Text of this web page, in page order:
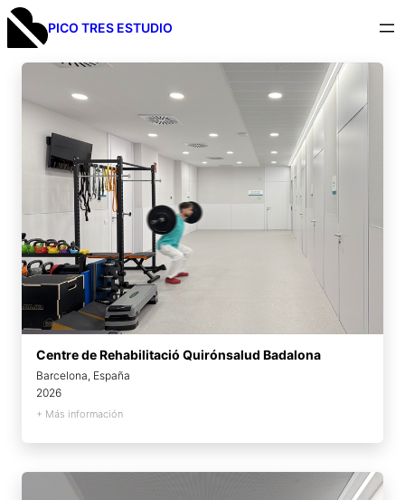
PICO TRES ESTUDIO
Centre de Rehabilitació Quirónsalud Badalona
Barcelona, España
2026
+ Más información